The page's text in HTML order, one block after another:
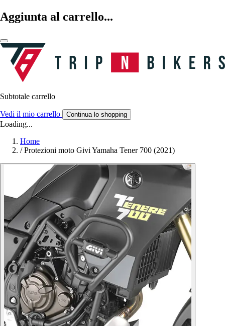
Aggiunta al carrello...
Subtotale carrello
Vedi il mio carrello Continua lo shopping
Loading...
Home
/ Protezioni moto Givi Yamaha Tener 700 (2021)